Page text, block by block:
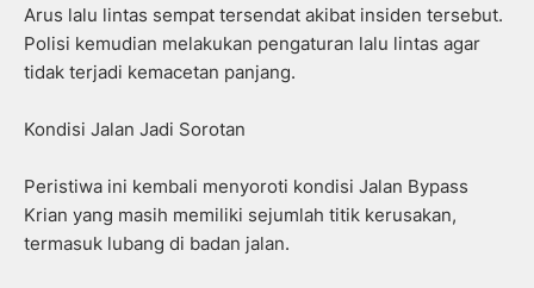
Arus lalu lintas sempat tersendat akibat insiden tersebut.
Polisi kemudian melakukan pengaturan lalu lintas agar
tidak terjadi kemacetan panjang.
Kondisi Jalan Jadi Sorotan
Peristiwa ini kembali menyoroti kondisi Jalan Bypass
Krian yang masih memiliki sejumlah titik kerusakan,
termasuk lubang di badan jalan.